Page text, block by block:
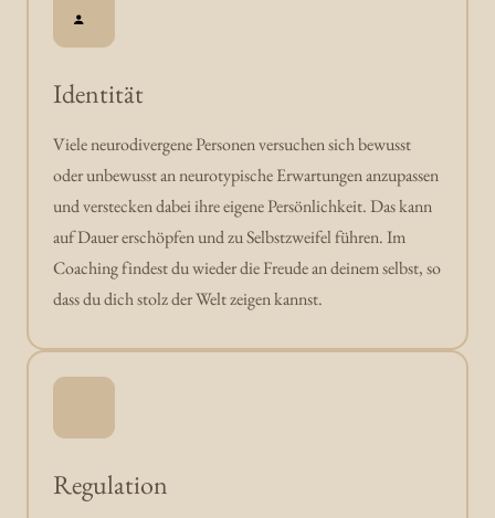
Identität
Viele neurodivergene Personen versuchen sich bewusst
oder unbewusst an neurotypische Erwartungen anzupassen
und verstecken dabei ihre eigene Persönlichkeit. Das kann
auf Dauer erschöpfen und zu Selbstzweifel führen. Im
Coaching findest du wieder die Freude an deinem selbst, so
dass du dich stolz der Welt zeigen kannst.
Regulation